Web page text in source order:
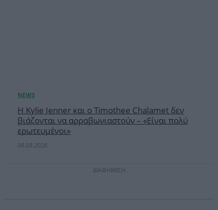
Η Kylie Jenner και ο Timothee Chalamet δεν
βιάζονται να αρραβωνιαστούν – «Είναι πολύ
ερωτευμένοι»
08.08.2026
ΔΙΑΦΗΜΙΣΗ